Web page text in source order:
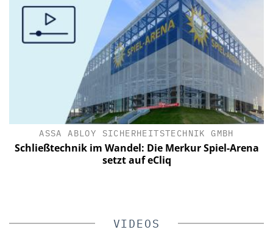
ASSA ABLOY SICHERHEITSTECHNIK GMBH
Schließtechnik im Wandel: Die Merkur Spiel-Arena
setzt auf eCliq
VIDEOS